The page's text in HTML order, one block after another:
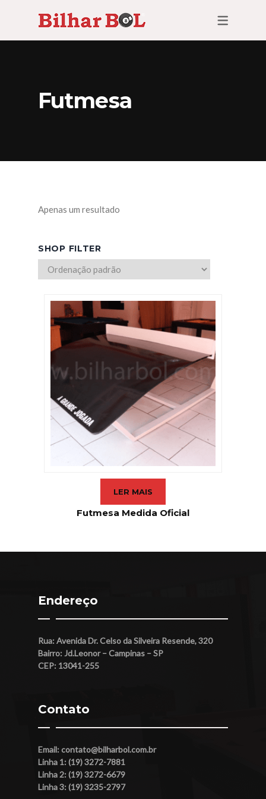
Futmesa
Apenas um resultado
SHOP FILTER
LER MAIS
Futmesa Medida Oficial
Endereço
Rua: Avenida Dr. Celso da Silveira Resende, 320
Bairro: Jd.Leonor – Campinas – SP
CEP: 13041-255
Contato
Email: contato@bilharbol.com.br
Linha 1: (19) 3272-7881
Linha 2: (19) 3272-6679
Linha 3: (19) 3235-2797